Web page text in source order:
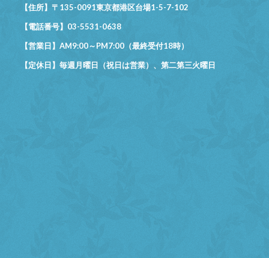
【住所】〒135-0091東京都港区台場1-5-7-102
【電話番号】03-5531-0638
【営業日】AM9:00～PM7:00（最終受付18時）
【定休日】毎週月曜日（祝日は営業）、第二第三火曜日